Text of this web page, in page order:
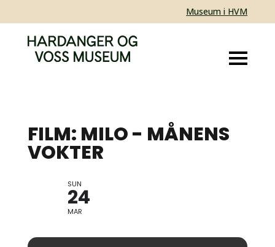
Museum i HVM
FILM: MILO - MÅNENS
VOKTER
SUN
24
MAR